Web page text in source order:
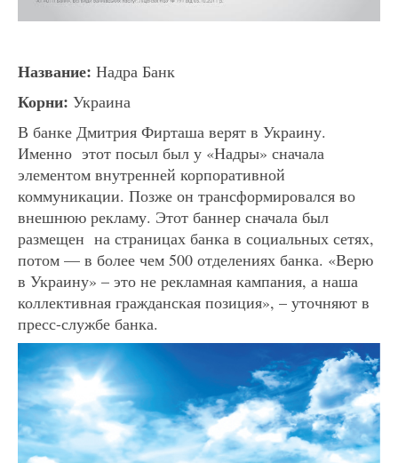
Название: Надра Банк
Корни: Украина
В банке Дмитрия Фирташа верят в Украину.
Именно этот посыл был у «Надры» сначала
элементом внутренней корпоративной
коммуникации. Позже он трансформировался во
внешнюю рекламу. Этот баннер сначала был
размещен на страницах банка в социальных сетях,
потом — в более чем 500 отделениях банка. «Верю
в Украину» – это не рекламная кампания, а наша
коллективная гражданская позиция», – уточняют в
пресс-службе банка.